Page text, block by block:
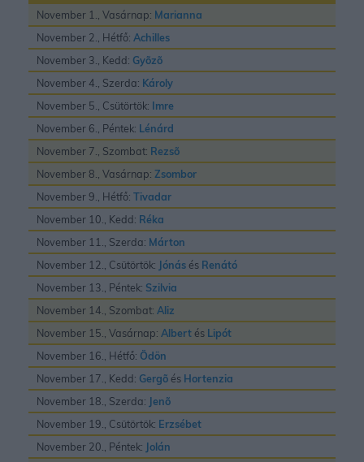
November 1., Vasárnap: Marianna
November 2., Hétfő: Achilles
November 3., Kedd: Gyõzõ
November 4., Szerda: Károly
November 5., Csütörtök: Imre
November 6., Péntek: Lénárd
November 7., Szombat: Rezsõ
November 8., Vasárnap: Zsombor
November 9., Hétfő: Tivadar
November 10., Kedd: Réka
November 11., Szerda: Márton
November 12., Csütörtök: Jónás és Renátó
November 13., Péntek: Szilvia
November 14., Szombat: Aliz
November 15., Vasárnap: Albert és Lipót
November 16., Hétfő: Ödön
November 17., Kedd: Gergõ és Hortenzia
November 18., Szerda: Jenõ
November 19., Csütörtök: Erzsébet
November 20., Péntek: Jolán